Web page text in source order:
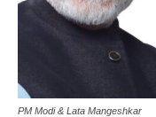
PM Modi & Lata Mangeshkar